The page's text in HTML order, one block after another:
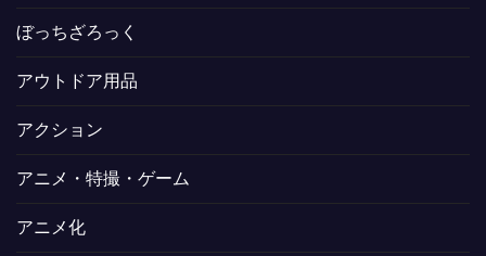
ぼっちざろっく
アウトドア用品
アクション
アニメ・特撮・ゲーム
アニメ化